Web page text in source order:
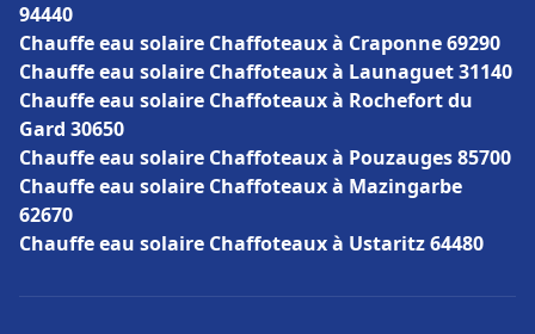
94440
Chauffe eau solaire Chaffoteaux à Craponne 69290
Chauffe eau solaire Chaffoteaux à Launaguet 31140
Chauffe eau solaire Chaffoteaux à Rochefort du
Gard 30650
Chauffe eau solaire Chaffoteaux à Pouzauges 85700
Chauffe eau solaire Chaffoteaux à Mazingarbe
62670
Chauffe eau solaire Chaffoteaux à Ustaritz 64480